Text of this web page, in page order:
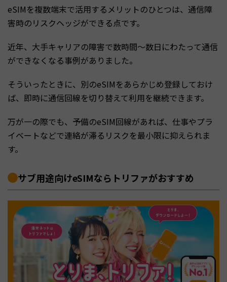
eSIMを複数端末で活用するメリットのひとつは、通信障
害時のリスクヘッジができる点です。
近年、大手キャリアの障害で数時間〜数日にわたって通信
ができなくなる事例がありました。
そういったときに、別のeSIMをあらかじめ登録しておけ
ば、即時に通信回線を切り替えて利用を継続できます。
万が一の際でも、予備のeSIM回線があれば、仕事やプラ
イベートなどで連絡が滞るリスクを最小限に抑えられま
す。
サブ用途向けeSIMならトリファがおすすめ